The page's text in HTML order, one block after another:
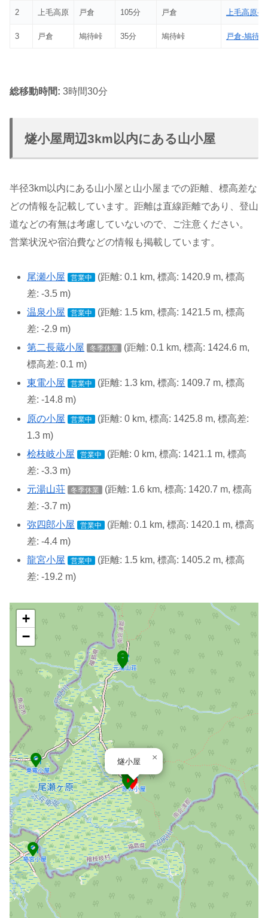
2 上毛高原 戸倉 105分 戸倉 上毛高原-
3 戸倉 鳩待峠 35分 鳩待峠 戸倉-鳩待
総移動時間: 3時間30分
燧小屋周辺3km以内にある山小屋
半径3km以内にある山小屋と山小屋までの距離、標高差な
どの情報を記載しています。距離は直線距離であり、登山
道などの有無は考慮していないので、ご注意ください。
営業状況や宿泊費などの情報も掲載しています。
尾瀬小屋 営業中
差: -3.5 m)
温泉小屋
営業中
差: -2.9 m)
第二長蔵小屋
冬季休業
標高差: 0.1 m)
東電小屋
営業中
差: -14.8 m)
原の小屋
営業中
1.3 m)
桧枝岐小屋
営業中
差: -3.3 m)
元湯山荘
冬季休業
差: -3.7 m)
弥四郎小屋
営業中
差: -4.4 m)
龍宮小屋
営業中
差: -19.2 m)
燧小屋 ×
+
−